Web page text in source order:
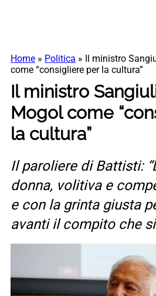
Home » Politica »
Il ministro
come “consigliere per la cultura”
Il ministro
Mogol come
la cultura”
Il paroliere di Battisti:
donna, volitiva e
e con la grinta giusta
avanti il compito che